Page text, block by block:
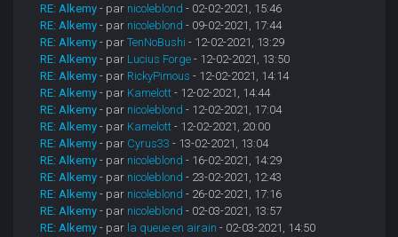
RE: Alkemy - par nicoleblond - 02-02-2021, 15:46
RE: Alkemy - par nicoleblond - 09-02-2021, 17:44
RE: Alkemy - parTenNoBushi - 12-02-2021, 13:29
RE: Alkemy - par Lucius Forge - 12-02-2021, 13:50
RE: Alkemy - par RickyPimous - 12-02-2021, 14:14
RE: Alkemy - par Kamelott - 12-02-2021, 14:44
RE: Alkemy - par nicoleblond - 12-02-2021, 17:04
RE: Alkemy - par Kamelott - 12-02-2021, 20:00
RE: Alkemy - par Cyrus33 - 13-02-2021, 13:04
RE: Alkemy - par nicoleblond - 16-02-2021, 14:29
RE: Alkemy - par nicoleblond - 23-02-2021, 12:43
RE: Alkemy - par nicoleblond - 26-02-2021, 17:16
RE: Alkemy - par nicoleblond - 02-03-2021, 13:57
RE: Alkemy - par la queue en airain - 02-03-2021, 14:50